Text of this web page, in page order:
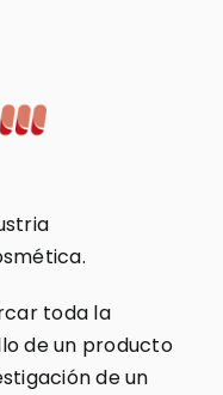
toda la
de un producto
de un